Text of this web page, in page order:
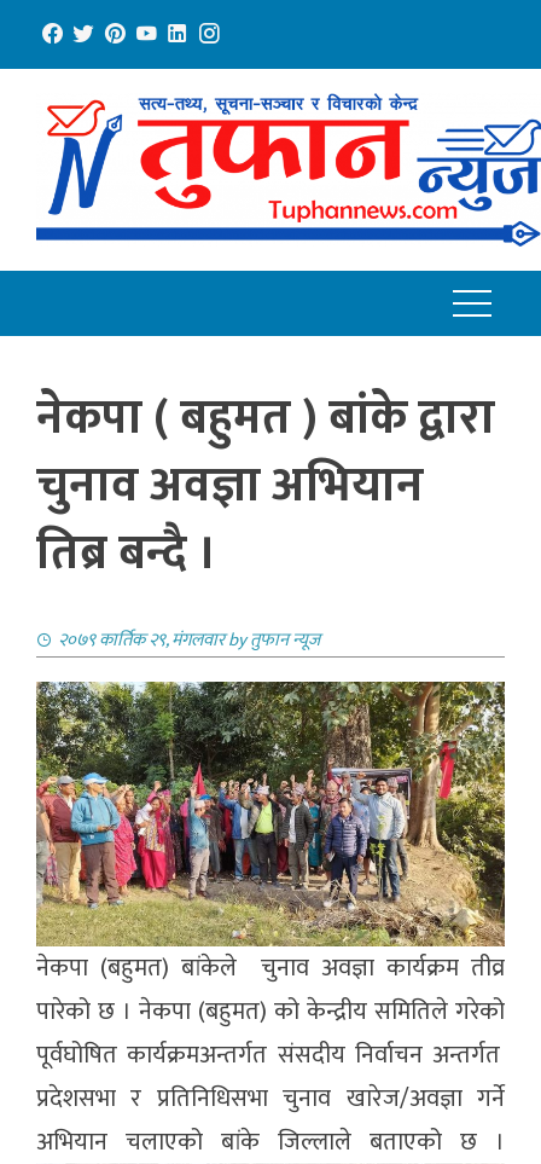
content
नेकपा ( बहुमत ) बांके द्वारा
चुनाव अवज्ञा अभियान
तिब्र बन्दै ।
२०७९ कार्तिक २९, मंगलवारbyतुफान न्यूज
नेकपा (बहुमत) बांकेले चुनाव अवज्ञा कार्यक्रम तीव्र
पारेको छ । नेकपा (बहुमत) को केन्द्रीय समितिले गरेको
पूर्वघोषित कार्यक्रमअन्तर्गत संसदीय निर्वाचन अन्तर्गत
प्रदेशसभा र प्रतिनिधिसभा चुनाव खारेज/अवज्ञा गर्ने
अभियान चलाएको बांके जिल्लाले बताएको छ ।